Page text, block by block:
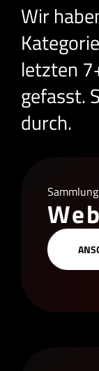
Wir
letzten
gefasst.
durch.
Sammlung